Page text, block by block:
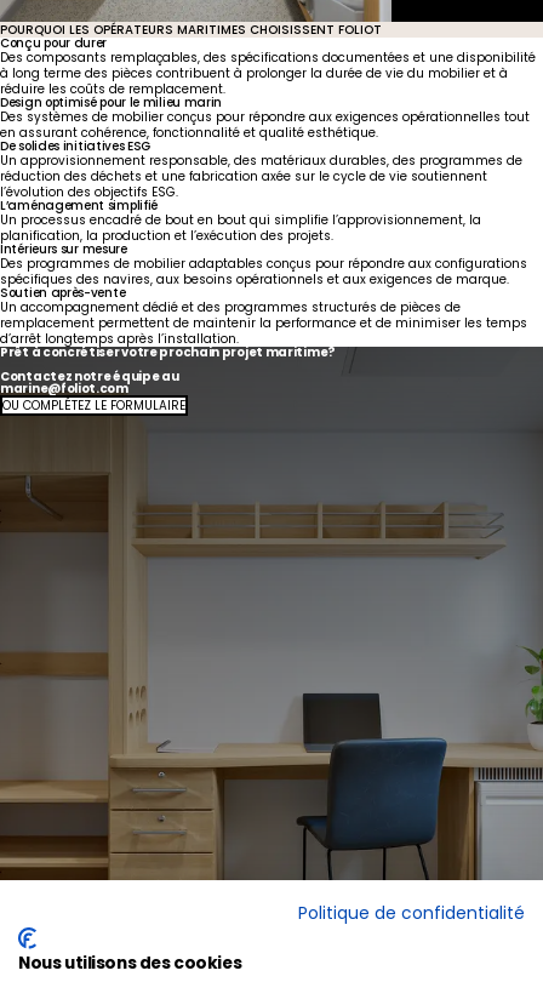
POURQUOI LES OPÉRATEURS MARITIMES CHOISISSENT FOLIOT
Conçu pour durer
Des composants remplaçables, des spécifications documentées et une disponibilité
à long terme des pièces contribuent à prolonger la durée de vie du mobilier et à
réduire les coûts de remplacement.
Design optimisé pour le milieu marin
Des systèmes de mobilier conçus pour répondre aux exigences opérationnelles tout
en assurant cohérence, fonctionnalité et qualité esthétique.
De solides initiatives ESG
Un approvisionnement responsable, des matériaux durables, des programmes de
réduction des déchets et une fabrication axée sur le cycle de vie soutiennent
l’évolution des objectifs ESG.
L’aménagement simplifié
Un processus encadré de bout en bout qui simplifie l’approvisionnement, la
planification, la production et l’exécution des projets.
Intérieurs sur mesure
Des programmes de mobilier adaptables conçus pour répondre aux configurations
spécifiques des navires, aux besoins opérationnels et aux exigences de marque.
Soutien après-vente
Un accompagnement dédié et des programmes structurés de pièces de
remplacement permettent de maintenir la performance et de minimiser les temps
d’arrêt longtemps après l’installation.
Prêt à concrétiser votre prochain projet maritime?
Contactez notre équipe au
marine@foliot.com
OU COMPLÉTEZ LE FORMULAIRE
United States
Canada - FR
Canada - EN
United Kingdom
Politique de confidentialité
Nous utilisons des cookies